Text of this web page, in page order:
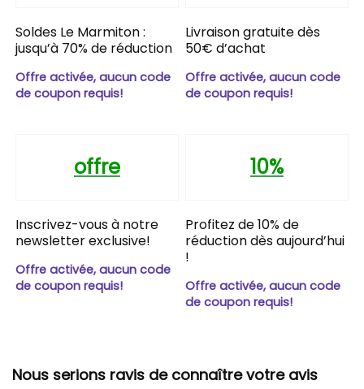
Soldes Le Marmiton :
jusqu’à 70% de réduction
Offre activée, aucun code
de coupon requis!
Livraison gratuite dès
50€ d’achat
Offre activée, aucun code
de coupon requis!
offre
Inscrivez-vous à notre
newsletter exclusive!
Offre activée, aucun code
de coupon requis!
10%
Profitez de 10% de
réduction dès aujourd’hui
!
Offre activée, aucun code
de coupon requis!
Nous serions ravis de connaître votre avis